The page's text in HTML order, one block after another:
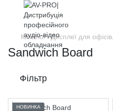
Каталог Дисплеї для
Sandwich Board
Фільтр
НОВИНКА